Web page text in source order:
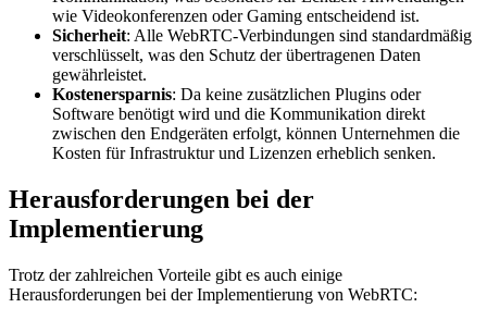
wie Videokonferenzen oder Gaming entscheidend ist.
Sicherheit: Alle WebRTC-Verbindungen sind standardmäßig
verschlüsselt, was den Schutz der übertragenen Daten
gewährleistet.
Kostenersparnis: Da keine zusätzlichen Plugins oder
Software benötigt wird und die Kommunikation direkt
zwischen den Endgeräten erfolgt, können Unternehmen die
Kosten für Infrastruktur und Lizenzen erheblich senken.
Herausforderungen bei der
Implementierung
Trotz der zahlreichen Vorteile gibt es auch einige
Herausforderungen bei der Implementierung von WebRTC: